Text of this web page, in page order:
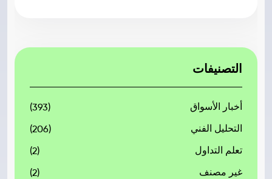
التصنيفات
أخبار الأسواق (393)
التحليل الفني (206)
تعلم التداول (2)
غير مصنف (2)